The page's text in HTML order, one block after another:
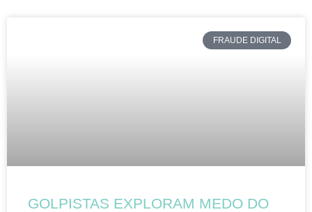
FRAUDE DIGITAL
GOLPISTAS EXPLORAM MEDO DO